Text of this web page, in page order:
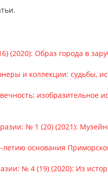
(2020): Образ города в
и коллекции: судьбы,
изобразительное
№ 1 (20) (2021):
основания
№ 4 (19) (2020): Из